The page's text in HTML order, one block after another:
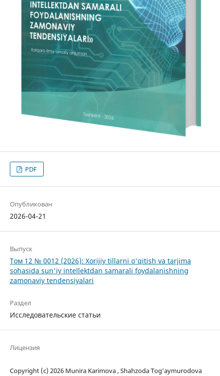
PDF
Опубликован
2026-04-21
Выпуск
Том 12 № 0012 (2026): Xorijiy tillarni o'qitish va tarjima
sohasida sun'iy intellektdan samarali foydalanishning
zamonaviy tendensiyalari
Раздел
Исследовательские статьи
Лицензия
Copyright (c) 2026 Munira Karimova , Shahzoda Tog‘aymurodova